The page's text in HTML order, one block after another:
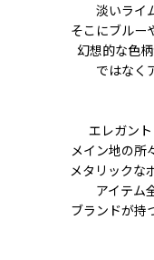
淡いライ
そこにブルー
幻想的な色
ではなく
エレガン
メイン地の所
メタリックな
アイテム
ブランドが持